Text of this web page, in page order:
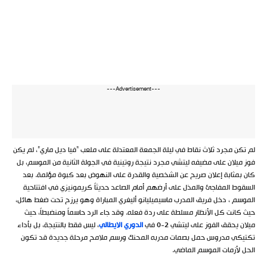
---Advertisement---
لم تكن مجرد ثلاث نقاط في ليلة الجمعة المعتدلة على ملعب “فيا ديل ماري”، لم يكن
فوز ميلان على مضيفه ليتشي مجرد نتيجة روتينية في الجولة الثانية من الموسم، بل
كان بمثابة إعلان صريح عن الشخصية والقدرة على النهوض بعد كبوة مؤلمة. بعد
السقوط المفاجئ والمذل على أرضهم أمام الصاعد حديثاً كريمونيزي في افتتاحية
الموسم ، دخل فريق المدرب ماسيميليانو أليغري المباراة وهو يرزح تحت ضغط هائل،
حيث كانت كل الأنظار مسلطة على ردة فعله. وقد جاء الرد حاسماً ومنضبطاً، حيث
ميلان يحقق الفوز على ليتشي 2-0 في
الدوري الايطالي، ليس فقط بالنتيجة، بل بأداء
تكتيكي مدروس حمل بصمات مدربه المحنك ورسم ملامح مرحلة جديدة قد تكون
الحل لأزمات الموسم الماضي.